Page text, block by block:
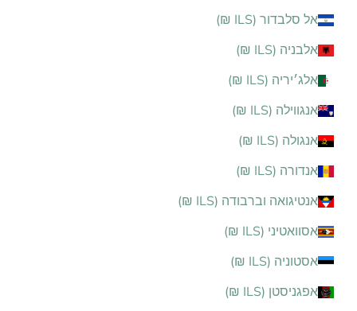
אל סלבדור (ILS ₪)
אלבניה (ILS ₪)
אלג׳יריה (ILS ₪)
אנגווילה (ILS ₪)
אנגולה (ILS ₪)
אנדורה (ILS ₪)
אנטיגואה וברבודה (ILS ₪)
אסוואטיני (ILS ₪)
אסטוניה (ILS ₪)
אפגניסטן (ILS ₪)